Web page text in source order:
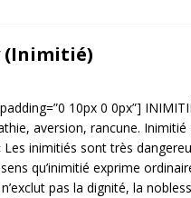
(Inimitié)
10px 0 0px”]
aversion, rancune.
inimitiés sont très
qu’inimitié exprime
pas la dignité, la